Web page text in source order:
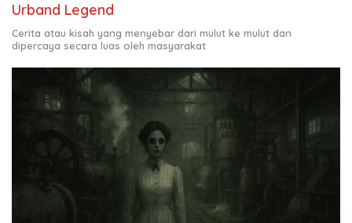
Urband Legend
Cerita atau kisah yang menyebar dari mulut ke mulut dan
dipercaya secara luas oleh masyarakat